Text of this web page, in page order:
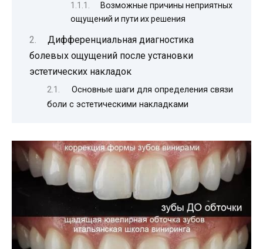
Возможные причины неприятных
ощущений и пути их решения
Дифференциальная диагностика
болевых ощущений после установки
эстетических накладок
Основные шаги для определения связи
боли с эстетическими накладками